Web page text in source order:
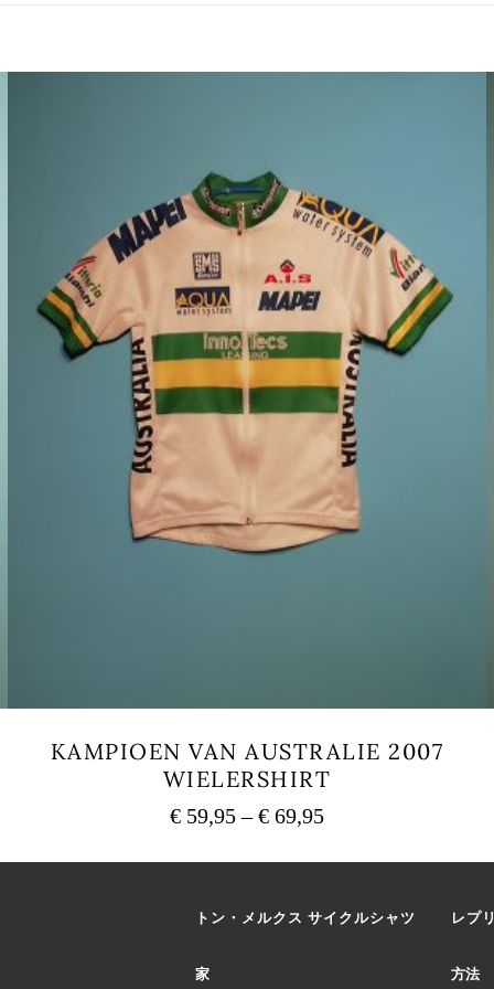
KAMPIOEN VAN AUSTRALIE 2007
WIELERSHIRT
€59,95 –€69,95価
–
品
トン・メルクス サイクルシャツ
家
レプ
方法